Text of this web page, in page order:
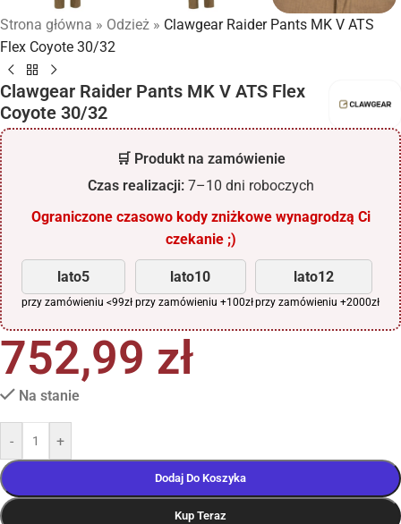
Strona główna » Odzież » Clawgear Raider Pants MK V ATS
Flex Coyote 30/32
Clawgear Raider Pants MK V ATS Flex
Coyote 30/32
🛒 Produkt na zamówienie
Czas realizacji:7–10 dni roboczych
Ograniczone czasowo kody zniżkowe wynagrodzą Ci
czekanie ;)
lato5
przy zamówieniu <99zł
lato10
przy zamówieniu +100zł
lato12
przy zamówieniu +2000zł
752,99 zł
Na stanie
- +
Dodaj Do Koszyka
Kup Teraz